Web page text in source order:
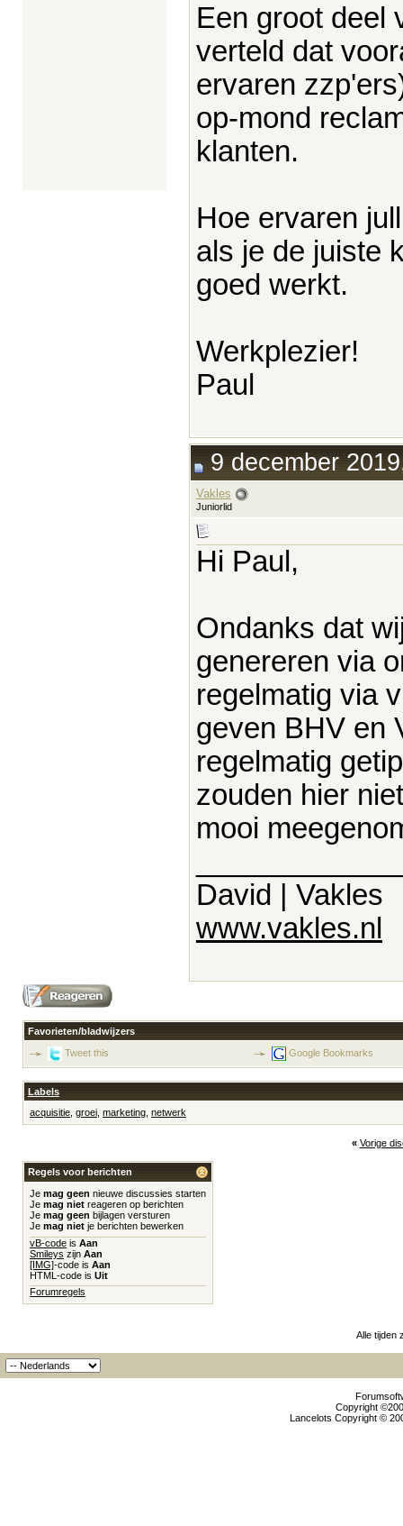
Een groot deel
verteld dat
ervaren
op-mond
klanten.
Hoe ervaren
als je de juiste
goed werkt.
Werkplezier!
Paul
9 december
Vakles
Juniorlid
Hi Paul,
Ondanks dat
genereren via
regelmatig via
geven BHV en
regelmatig
zouden hier
mooi
David | Vakles
www.vakles.nl
Favorieten/bladwijzers
Tweet this
Google Bookmarks
Labels
acquisitie groei marketing netwerk
« Vorige
Regels voor berichten
Je mag geen nieuwe discussies starten
Je mag niet reageren op berichten
Je mag geen bijlagen versturen
Je mag niet je berichten bewerken
vB-code is Aan
Smileys zijn Aan
[IMG]-code is Aan
HTML-code is Uit
Forumregels
Alle tijden
Copyright
Lancelots Copyright ©